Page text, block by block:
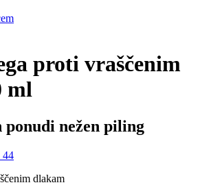
proti vraščenim
ml
nežen piling
44
dlakam